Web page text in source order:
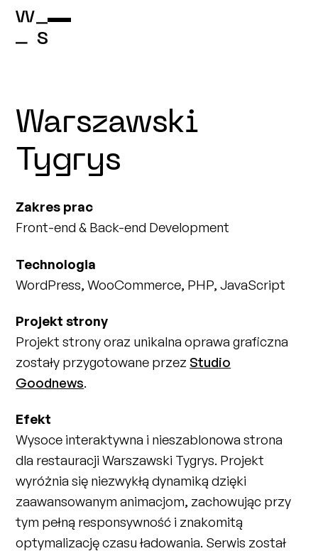
Warszawski
Tygrys
Zakres prac
Front-end & Back-end Development
Technologia
WordPress, WooCommerce, PHP, JavaScript
Projekt strony
Projekt strony oraz unikalna oprawa graficzna
zostały przygotowane przez Studio
Goodnews.
Efekt
Wysoce interaktywna i nieszablonowa strona
dla restauracji Warszawski Tygrys. Projekt
wyróżnia się niezwykłą dynamiką dzięki
zaawansowanym animacjom, zachowując przy
tym pełną responsywność i znakomitą
optymalizację czasu ładowania. Serwis został